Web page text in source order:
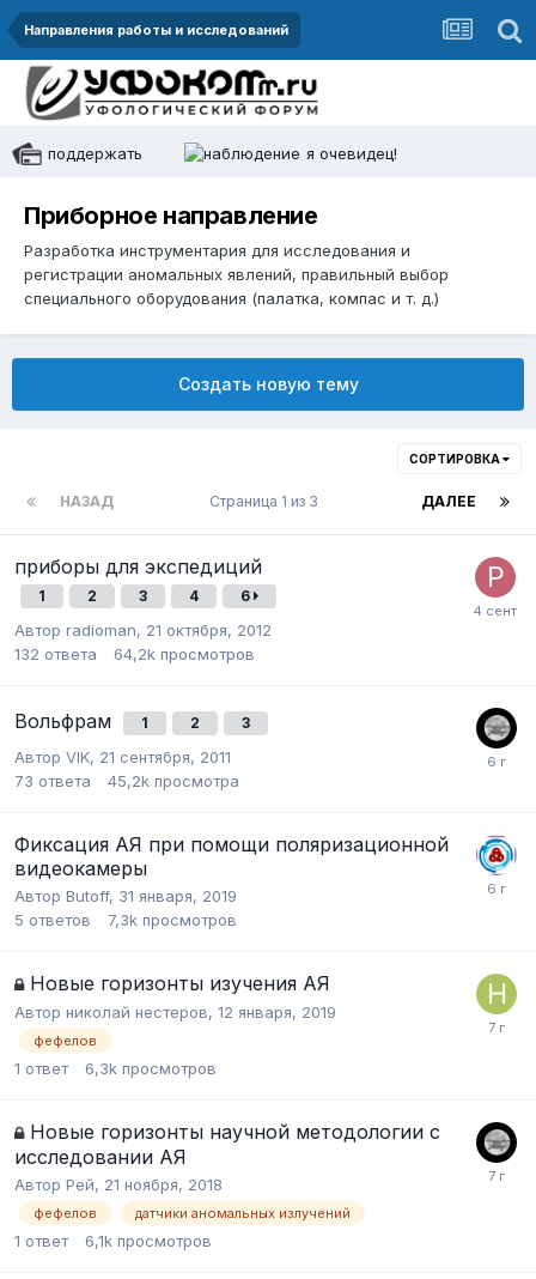
Направления работы и исследований
поддержать я очевидец!
Приборное направление
Разработка инструментария для исследования и
регистрации аномальных явлений, правильный выбор
специального оборудования (палатка, компас и т. д.)
Создать новую тему
СОРТИРОВКА
НАЗАД ДАЛЕЕ
Страница 1 из 3
приборы для экспедиций
1 2 3 4 6
Автор radioman, 21 октября, 2012
132 ответа 64,2k просмотров
Вольфрам 1 2 3
Автор VIK, 21 сентября, 2011
73 ответа 45,2k просмотра
Фиксация АЯ при помощи поляризационной
видеокамеры
Автор Butoff, 31 января, 2019
5 ответов 7,3k просмотров
Новые горизонты изучения АЯ
Автор николай нестеров, 12 января, 2019
фефелов
1 ответ 6,3k просмотров
Новые горизонты научной методологии с
исследовании АЯ
Автор Рей, 21 ноября, 2018
фефелов датчики аномальных излучений
1 ответ 6,1k просмотров